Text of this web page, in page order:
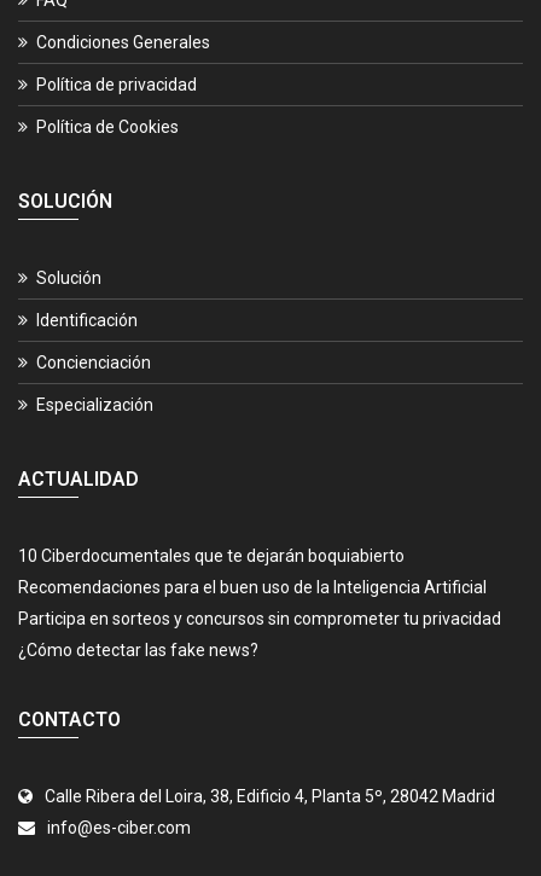
Condiciones Generales
Política de privacidad
Política de Cookies
SOLUCIÓN
Solución
Identificación
Concienciación
Especialización
ACTUALIDAD
10 Ciberdocumentales que te dejarán boquiabierto
Recomendaciones para el buen uso de la Inteligencia Artificial
Participa en sorteos y concursos sin comprometer tu privacidad
¿Cómo detectar las fake news?
CONTACTO
Calle Ribera del Loira, 38, Edificio 4, Planta 5º, 28042 Madrid
info@es-ciber.com